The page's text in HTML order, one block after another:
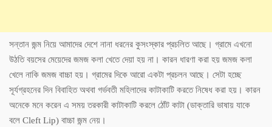
সন্তান জন্ম নিয়ে আমাদের দেশে নানা ধরনের কুসংস্কার প্রচলিত আছে। গ্রামে এখনো
উঠতি বয়সের মেয়েদের জমজ কলা খেতে দেয়া হয় না। কারন ধারণা করা হয় জমজ কলা
খেলে নাকি জমজ বাচ্চা হয়। গ্রামের দিকে আরো একটা প্রচলন আছে। সেটা হচ্ছে
সূর্যগ্রহনের দিন বিবাহিত অথবা গর্ভবতী মহিলাদের কাটাকাটি করতে নিষেধ করা হয়। কারন
অনেকে মনে করেন এ সময় তরকারী কাটাকাটি করলে ঠোঁট কাটা (ডাক্তারি ভাষায় যাকে
বলে Cleft Lip) বাচ্চা জন্ম নেয়।